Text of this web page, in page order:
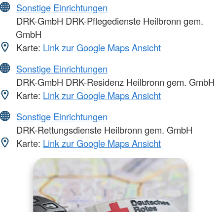
Sonstige Einrichtungen
DRK-GmbH DRK-Pflegedienste Heilbronn gem.
GmbH
Karte: Link zur Google Maps Ansicht
Sonstige Einrichtungen
DRK-GmbH DRK-Residenz Heilbronn gem. GmbH
Karte: Link zur Google Maps Ansicht
Sonstige Einrichtungen
DRK-Rettungsdienste Heilbronn gem. GmbH
Karte: Link zur Google Maps Ansicht